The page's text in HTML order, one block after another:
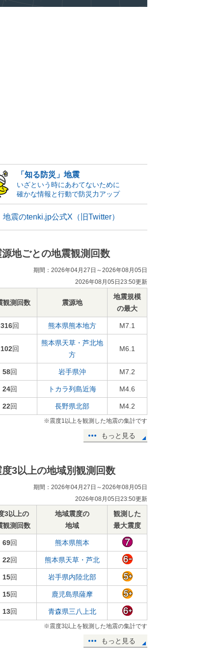
「知る防災」地震
いざという時にあわてないために
確かな情報と行動で防災力アップ
地震のtenki.jp公式X（旧Twitter）
源地ごとの地震観測回数
期間：2026年04月27日～2026年08月05日
2026年08月05日23:50更新
観測回数 震源地
地震規模
の最大
316回 熊本県熊本地方 M7.1
102回
熊本県天草・芦北地
方
M6.1
58回 岩手県沖 M7.2
24回 トカラ列島近海 M4.6
22回 長野県北部 M4.2
※震度1以上を観測した地震の集計です
もっと見る
度3以上の地域別観測回数
期間：2026年04月27日～2026年08月05日
2026年08月05日23:50更新
3以上の
観測回数
地域震度の
地域
観測した
最大震度
69回 熊本県熊本
22回 熊本県天草・芦北
15回 岩手県内陸北部
15回 鹿児島県薩摩
13回 青森県三八上北
※震度3以上を観測した地震の集計です
もっと見る